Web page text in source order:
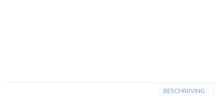
BESCHRIJVING